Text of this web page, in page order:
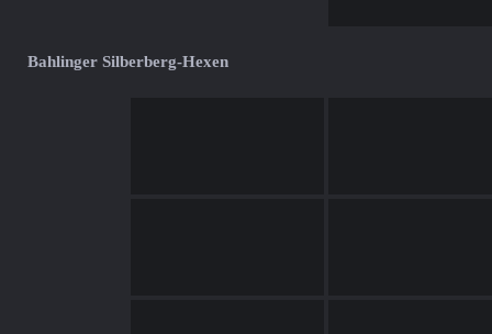
Bahlinger Silberberg-Hexen